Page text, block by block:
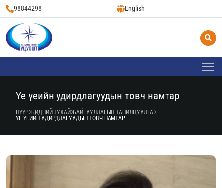
98844298 English
Үе үеийн удирдлагуудын товч намтар
НҮҮР БИДНИЙ ТУХАЙ БАЙГУУЛЛАГЫН ТАНИЛЦУУЛГА
ҮЕ ҮЕИЙН УДИРДЛАГУУДЫН ТОВЧ НАМТАР